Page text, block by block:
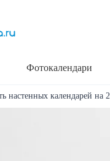
Фотокалендари
настенных календарей на